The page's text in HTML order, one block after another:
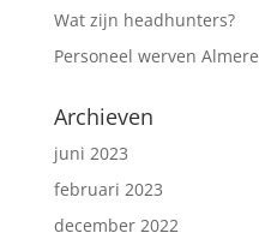
Wat zijn headhunters?
Personeel werven Almere
Archieven
juni 2023
februari 2023
december 2022